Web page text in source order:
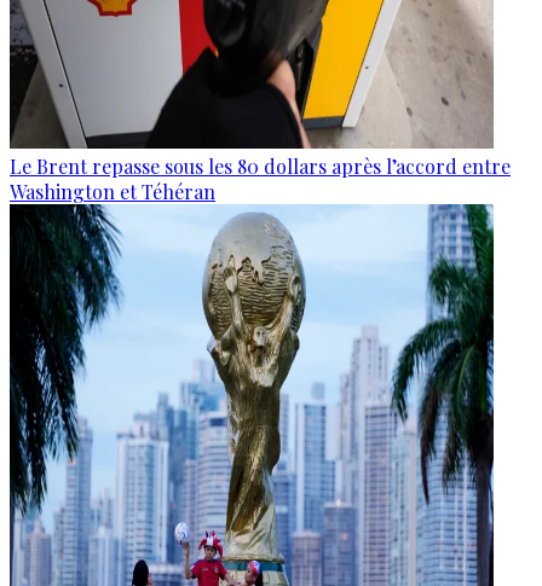
Le Brent repasse sous les 80 dollars après l’accord entre
Washington et Téhéran